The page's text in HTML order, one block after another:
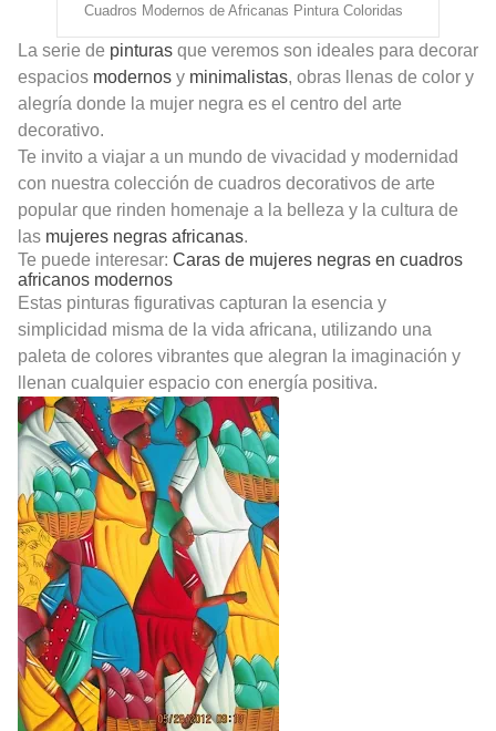
Cuadros Modernos de Africanas Pintura Coloridas
La serie de pinturas que veremos son ideales para decorar
espacios modernos y minimalistas, obras llenas de color y
alegría donde la mujer negra es el centro del arte
decorativo.
Te invito a viajar a un mundo de vivacidad y modernidad
con nuestra colección de cuadros decorativos de arte
popular que rinden homenaje a la belleza y la cultura de
las mujeres negras africanas.
Te puede interesar: Caras de mujeres negras en cuadros
africanos modernos
Estas pinturas figurativas capturan la esencia y
simplicidad misma de la vida africana, utilizando una
paleta de colores vibrantes que alegran la imaginación y
llenan cualquier espacio con energía positiva.